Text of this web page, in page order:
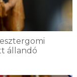
állandó